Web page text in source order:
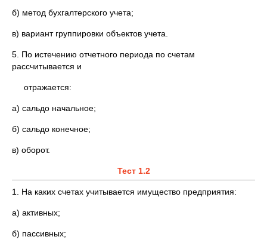
б) метод бухгалтерского учета;
в) вариант группировки объектов учета.
5. По истечению отчетного периода по счетам
рассчитывается и
отражается:
а) сальдо начальное;
б) сальдо конечное;
в) оборот.
Тест 1.2
1. На каких счетах учитывается имущество предприятия:
а) активных;
б) пассивных;